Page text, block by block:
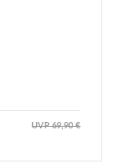
UVP 69,90 €